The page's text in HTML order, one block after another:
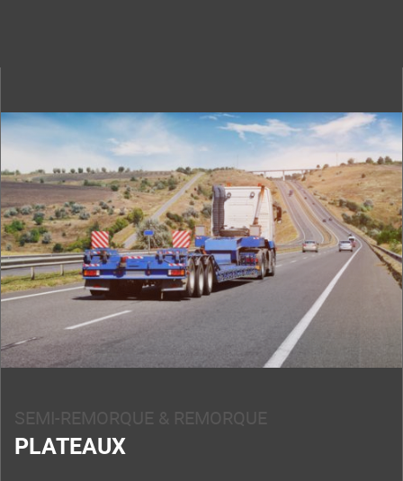
SEMI-REMORQUE & REMORQUE
PLATEAUX